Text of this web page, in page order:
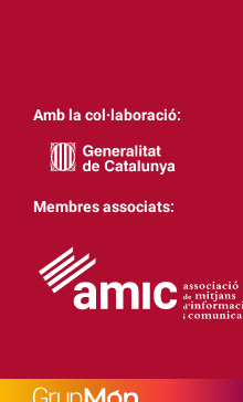
Amb la col·laboració:
Membres associats: